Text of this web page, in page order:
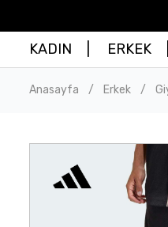
KADIN ERKEK
Anasayfa / Erkek /